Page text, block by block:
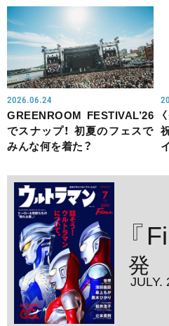
2026.06.24
GREENROOM FESTIVAL’26
でスナップ！ 初夏のフェスで
みんな何を着た？
『
JULY.